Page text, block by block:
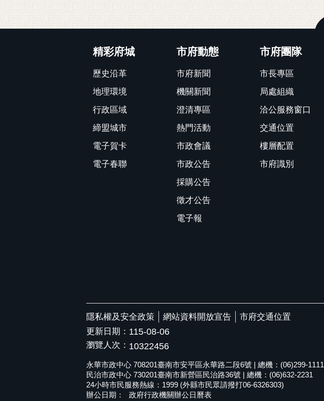
精彩府城
歷史沿革
地理環境
行政區域
締盟城市
電子賀卡
電子春聯
市府動態
市府新聞
機關新聞
澄清專區
熱門活動
市政會議
市政公告
採購公告
徵才公告
電子報
市府團隊
市長專區
局處組織
洽公服務窗口
交通位置
樓層配置
市府識別
隱私權及安全政策 網站資料開放宣告
市府交通位置
更新日期： 115-08-06
瀏覽人次： 10322456
永華市政中心 708201臺南市安平區永華路二段6號 | 總機：(06)299-1111
民治市政中心 730201臺南市新營區民治路36號 | 總機：(06)632-2231
24小時市民服務熱線：1999 (外縣市民眾請撥打06-6326303)
辦公日期：
政府行政機關辦公日曆表